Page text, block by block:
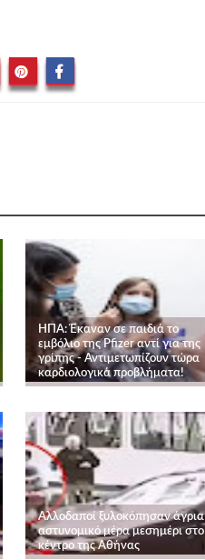
ΗΠΑ: Έκαναν σε παιδιά το
εμβόλιο της Pfizer αντί για της
γρίπης - Αντιμετωπίζουν τώρα
καρδιολογικά προβλήματα!
Αλλοδαποί ξυλοκόπησαν άγρια
αστυνομικό μέρα μεσημέρι στο
κέντρο της Αθήνας